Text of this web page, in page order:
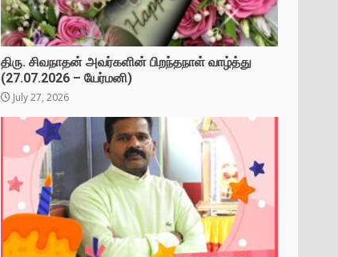
திரு. சிவநாதன் அவர்களின் பிறந்தநாள் வாழ்த்து
(27.07.2026 – யேர்மனி)
July 27, 2026